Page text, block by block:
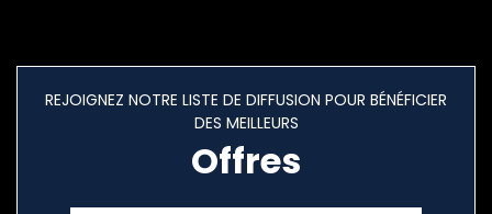
REJOIGNEZ NOTRE LISTE DE DIFFUSION POUR BÉNÉFICIER
DES MEILLEURS
Offres